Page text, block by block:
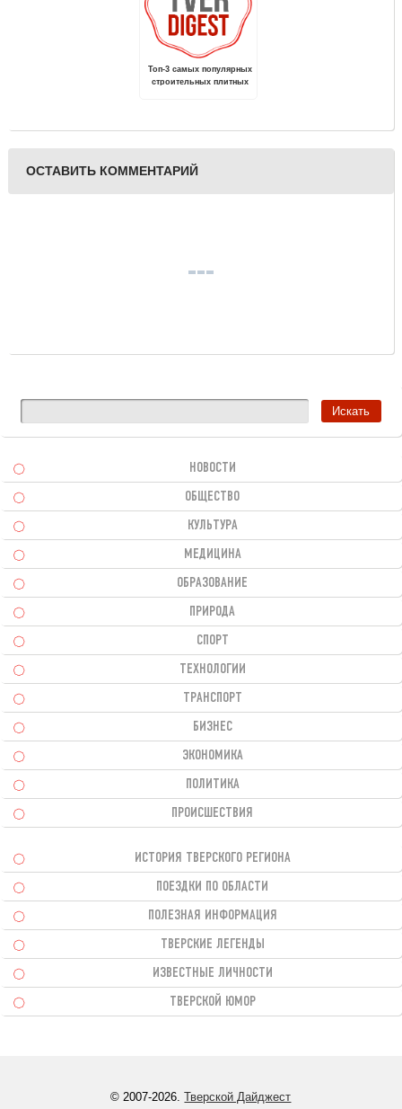
Топ-3 самых популярных
строительных плитных
ОСТАВИТЬ КОММЕНТАРИЙ
НОВОСТИ
ОБЩЕСТВО
КУЛЬТУРА
МЕДИЦИНА
ОБРАЗОВАНИЕ
ПРИРОДА
СПОРТ
ТЕХНОЛОГИИ
ТРАНСПОРТ
БИЗНЕС
ЭКОНОМИКА
ПОЛИТИКА
ПРОИСШЕСТВИЯ
ИСТОРИЯ ТВЕРСКОГО РЕГИОНА
ПОЕЗДКИ ПО ОБЛАСТИ
ПОЛЕЗНАЯ ИНФОРМАЦИЯ
ТВЕРСКИЕ ЛЕГЕНДЫ
ИЗВЕСТНЫЕ ЛИЧНОСТИ
ТВЕРСКОЙ ЮМОР
© 2007-2026.Тверской Дайджест